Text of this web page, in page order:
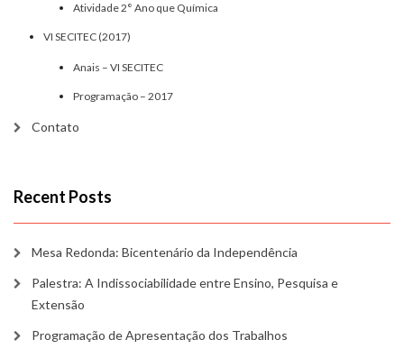
Atividade 2° Ano que Química
VI SECITEC (2017)
Anais – VI SECITEC
Programação – 2017
Contato
Recent Posts
Mesa Redonda: Bicentenário da Independência
Palestra: A Indissociabilidade entre Ensino, Pesquisa e
Extensão
Programação de Apresentação dos Trabalhos